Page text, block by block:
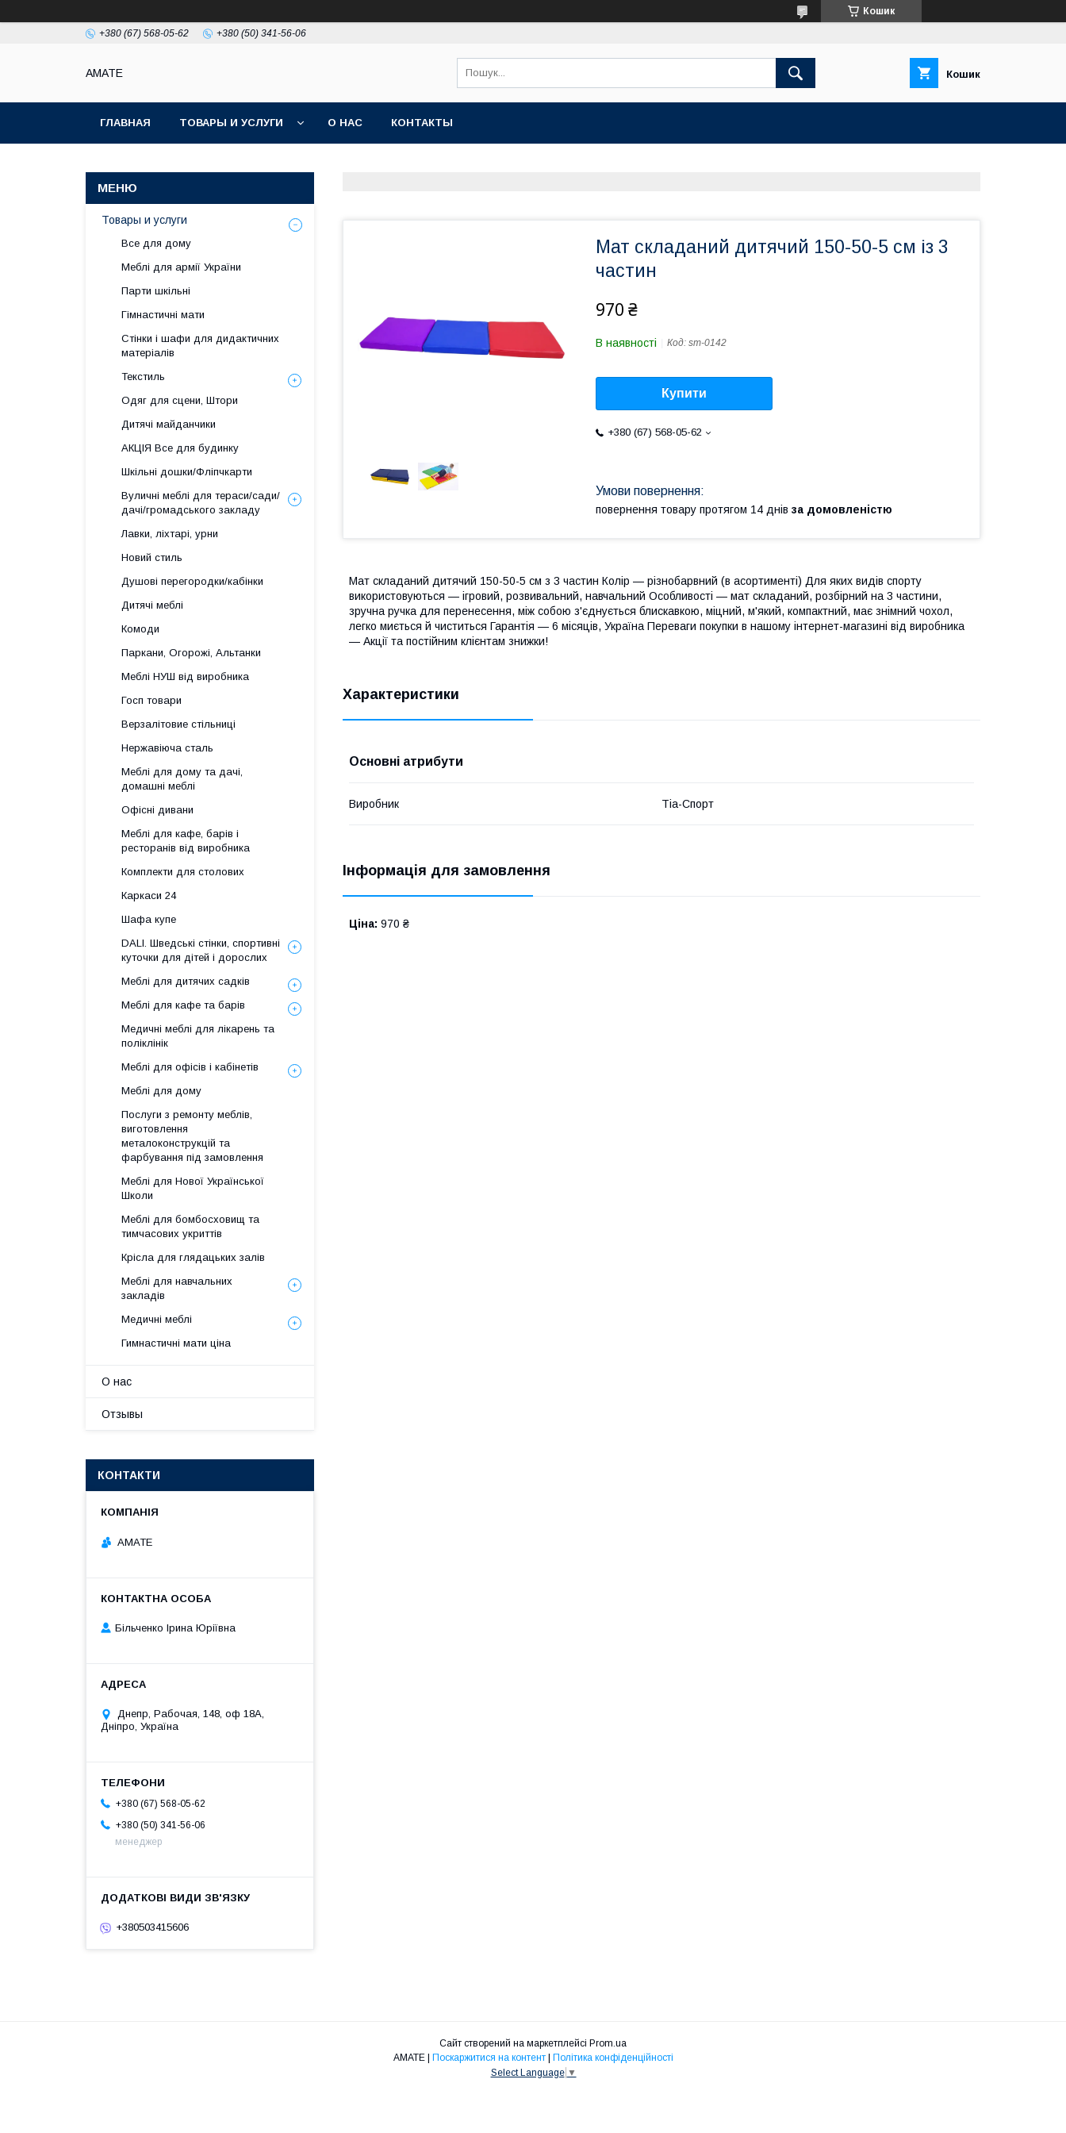
Кошик
+380 (67) 568-05-62 +380 (50) 341-56-06
AMATE Кошик
ГЛАВНАЯ ТОВАРЫ И УСЛУГИ О НАС КОНТАКТЫ
Мат складаний дитячий 150-50-5 см із 3
частин
970 ₴
В наявності Код: sm-0142
Купити
+380 (67) 568-05-62
повернення товару протягом 14 днів за домовленістю
Мат складаний дитячий 150-50-5 см з 3 частин Колір — різнобарвний (в асортименті) Для яких видів спорту
використовуються — ігровий, розвивальний, навчальний Особливості — мат складаний, розбірний на 3 частини,
зручна ручка для перенесення, між собою з'єднується блискавкою, міцний, м'який, компактний, має знімний чохол,
легко миється й чиститься Гарантія — 6 місяців, Україна Переваги покупки в нашому інтернет-магазині від виробника
— Акції та постійним клієнтам знижки!
Характеристики
Основні атрибути
Виробник Тіа-Спорт
Інформація для замовлення
Ціна: 970 ₴
Товары и услуги
Все для дому
Меблі для армії України
Парти шкільні
Гімнастичні мати
Стінки і шафи для дидактичних
матеріалів
Текстиль
Одяг для сцени, Штори
Дитячі майданчики
АКЦІЯ Все для будинку
Шкільні дошки/Фліпчкарти
Вуличні меблі для тераси/сади/
дачі/громадського закладу
Лавки, ліхтарі, урни
Новий стиль
Душові перегородки/кабінки
Дитячі меблі
Комоди
Паркани, Огорожі, Альтанки
Меблі НУШ від виробника
Госп товари
Верзалітовие стільниці
Нержавіюча сталь
Меблі для дому та дачі,
домашні меблі
Офісні дивани
Меблі для кафе, барів і
ресторанів від виробника
Комплекти для столових
Каркаси 24
Шафа купе
DALI. Шведські стінки, спортивні
куточки для дітей і дорослих
Меблі для дитячих садків
Меблі для кафе та барів
Медичні меблі для лікарень та
поліклінік
Меблі для офісів і кабінетів
Меблі для дому
Послуги з ремонту меблів,
виготовлення
металоконструкцій та
фарбування під замовлення
Меблі для Нової Української
Школи
Меблі для бомбосховищ та
тимчасових укриттів
Крісла для глядацьких залів
Меблі для навчальних
закладів
Медичні меблі
Гимнастичні мати ціна
О нас
Отзывы
КОНТАКТИ
АМАТЕ
Більченко Ірина Юріївна
Днепр, Рабочая, 148, оф 18А,
Дніпро, Україна
+380 (67) 568-05-62
+380 (50) 341-56-06
менеджер
+380503415606
Сайт створений на маркетплейсі Prom.ua
АМАТЕ | Поскаржитися на контент | Політика конфіденційності
Select Language ▼